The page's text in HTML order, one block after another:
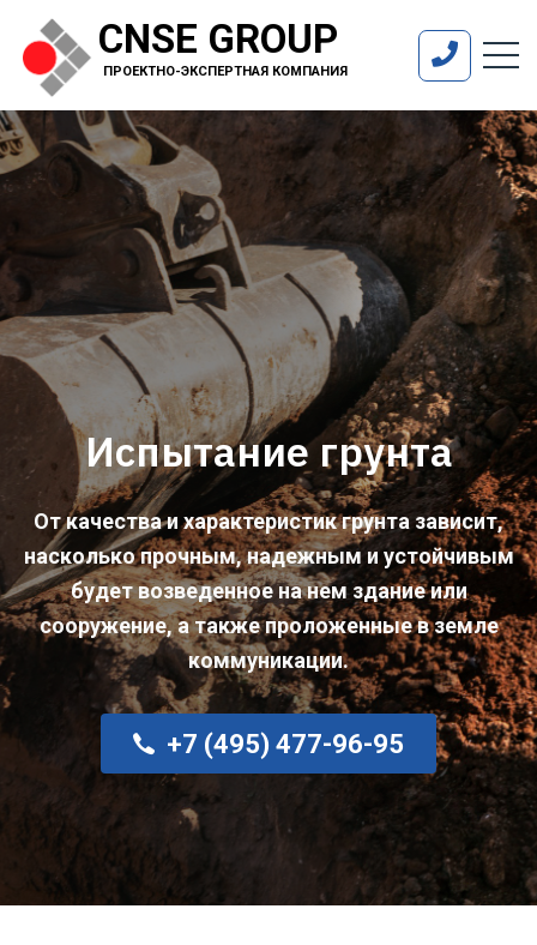
CNSE GROUP
ПРОЕКТНО-ЭКСПЕРТНАЯ КОМПАНИЯ
Испытание грунта
От качества и характеристик грунта зависит,
насколько прочным, надежным и устойчивым
будет возведенное на нем здание или
сооружение, а также проложенные в земле
коммуникации.
+7 (495) 477-96-95